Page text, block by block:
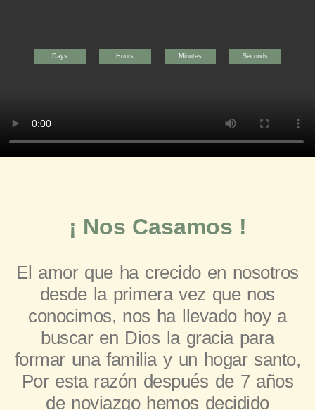
Days Hours Minutes Seconds
¡ Nos Casamos !
El amor que ha crecido en nosotros
desde la primera vez que nos
conocimos, nos ha llevado hoy a
buscar en Dios la gracia para
formar una familia y un hogar santo,
Por esta razón después de 7 años
de noviazgo hemos decidido